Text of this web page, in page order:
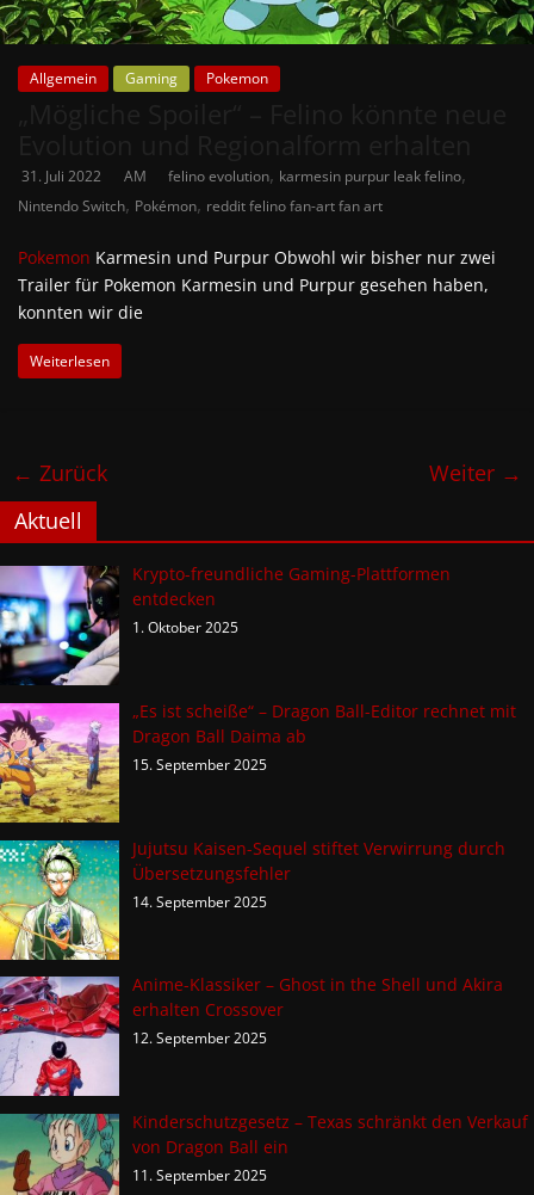
Allgemein Gaming Pokemon
31. Juli 2022 AM felino evolution, karmesin purpur leak felino,
Nintendo Switch, Pokémon, reddit felino fan-art fan art
Pokemon Karmesin und Purpur Obwohl wir bisher nur zwei
Trailer für Pokemon Karmesin und Purpur gesehen haben,
konnten wir die
Weiterlesen
← Zurück
Weiter →
Aktuell
Krypto-freundliche Gaming-Plattformen
entdecken
1. Oktober 2025
„Es ist scheiße“ – Dragon Ball-Editor rechnet mit
Dragon Ball Daima ab
15. September 2025
Jujutsu Kaisen-Sequel stiftet Verwirrung durch
Übersetzungsfehler
14. September 2025
Anime-Klassiker – Ghost in the Shell und Akira
erhalten Crossover
12. September 2025
Kinderschutzgesetz – Texas schränkt den Verkauf
von Dragon Ball ein
11. September 2025